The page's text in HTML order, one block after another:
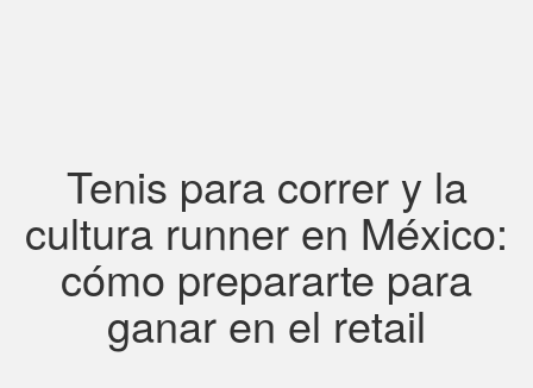
Tenis para correr y la
cultura runner en México:
cómo prepararte para
ganar en el retail